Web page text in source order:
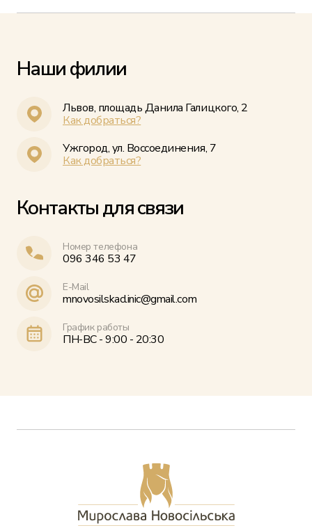
Наши филии
Львов, площадь Данила Галицкого, 2
Как добраться?
Ужгород, ул. Воссоединения, 7
Как добраться?
Контакты для связи
Номер телефона
096 346 53 47
E-Mail
mnovosilskaclinic@gmail.com
График работы
ПН-ВС - 9:00 - 20:30